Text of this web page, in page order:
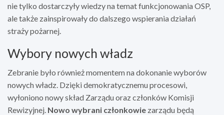
nie tylko dostarczyły wiedzy na temat funkcjonowania OSP,
ale także zainspirowały do dalszego wspierania działań
straży pożarnej.
Wybory nowych władz
Zebranie było również momentem na dokonanie wyborów
nowych władz. Dzięki demokratycznemu procesowi,
wyłoniono nowy skład Zarządu oraz członków Komisji
Rewizyjnej. Nowo wybrani członkowie zarządu będą